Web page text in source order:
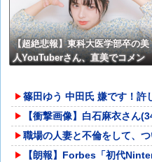
【超絶悲報】東科大医学部卒の美
人YouTuberさん、直美でコメン
篠田ゆう 中田氏 嫌です！許
【衝撃画像】白石麻衣さん
職場の人妻と不倫をして、つ
【朗報】Forbes「初代